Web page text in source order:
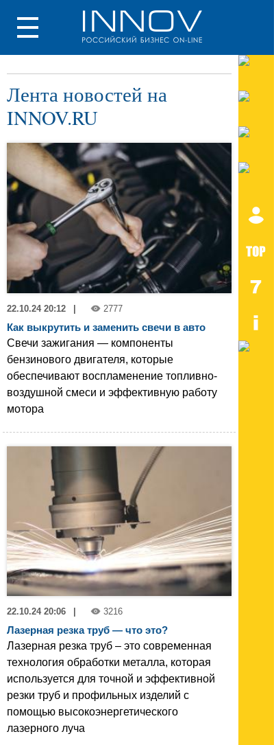
Лента новостей на
INNOV.RU
22.10.24 20:12 2777
Как выкрутить и заменить свечи в авто
Свечи зажигания — компоненты
бензинового двигателя, которые
обеспечивают воспламенение топливно-
воздушной смеси и эффективную работу
мотора
22.10.24 20:06 3216
Лазерная резка труб — что это?
Лазерная резка труб – это современная
технология обработки металла, которая
используется для точной и эффективной
резки труб и профильных изделий с
помощью высокоэнергетического
лазерного луча